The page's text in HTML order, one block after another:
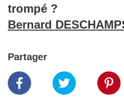
trompé ?
Bernard
Partager